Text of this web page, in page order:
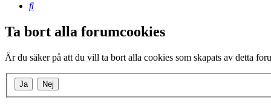
Sök
Ta bort alla forumcookies
Är du säker på att du vill ta bort alla cookies som skapats av detta